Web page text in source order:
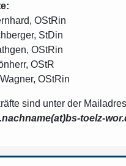
OStRin
StDin
OStRin
OStR
OStRin
sind unter der
toelz-